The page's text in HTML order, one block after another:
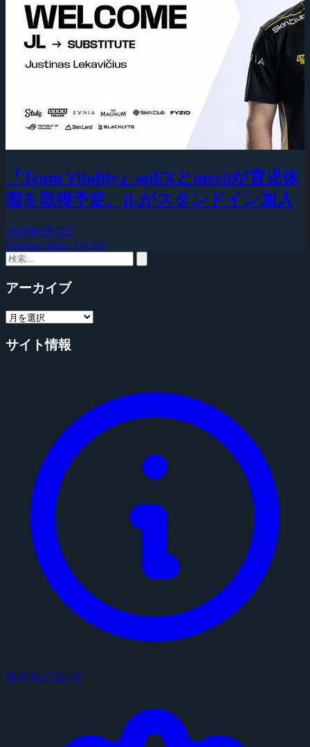
『Team Vitality』apEXとmeziiが育児休
暇を取得予定、jLがスタンドイン加入
2026年8月5日
Counter-Strike 2 (CS2)
アーカイブ
サイト情報
サイトについて